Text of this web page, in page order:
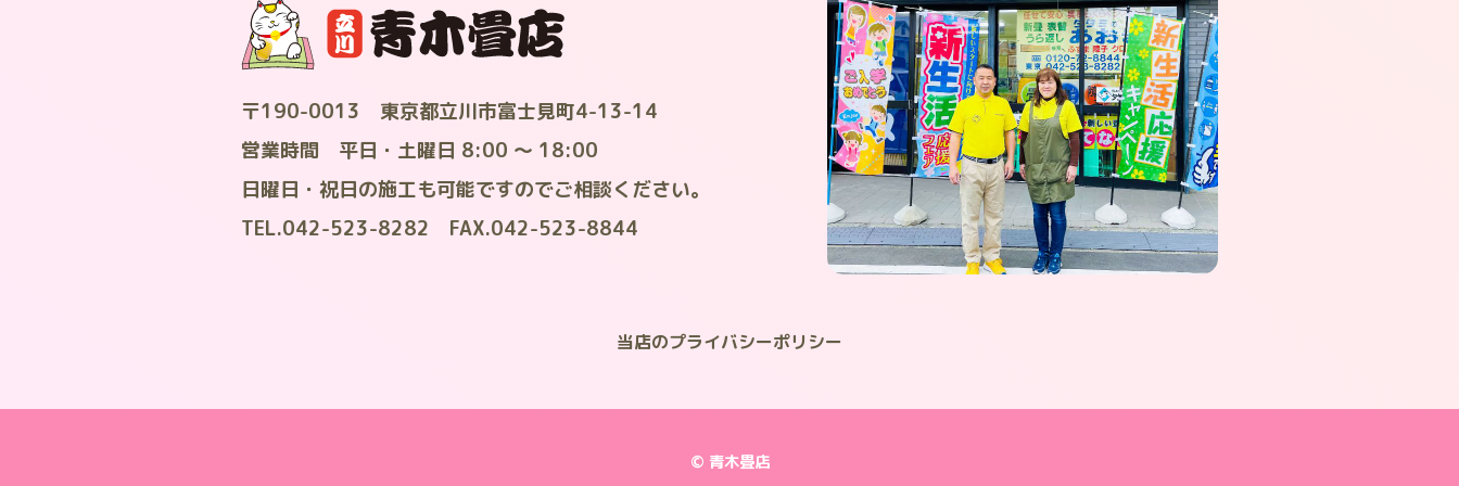
〒190-0013 東京都立川市富士見町4-13-14
営業時間 平日・土曜日 8:00 ～ 18:00
日曜日・祝日の施工も可能ですのでご相談ください。
TEL.042-523-8282 FAX.042-523-8844
当店のプライバシーポリシー
© 青木畳店